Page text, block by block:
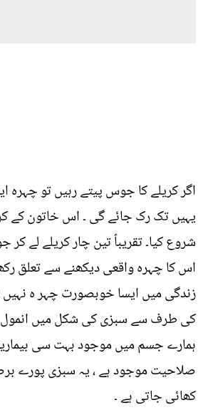
اگر کریلے کا جوس پیتے رہیں تو چہرہ
یہیں تک رک جائے گی ۔ اس خاتون کے
شروع کیا۔ تقریباً تین چار کریلے لے
اس کا چہرہ واقعی دیکھنے سے تعلق
زندگی میں ایسا خوبصورت چہر ہ نہیں
کی طرف سے سبزی کی شکل میں
ہمارے جسم میں موجود بہت سی
صلاحیت موجود ہے ، یہ سبزی پورے
کھائی جاتی ہے ۔